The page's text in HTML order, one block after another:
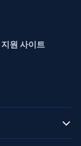
원 사이트